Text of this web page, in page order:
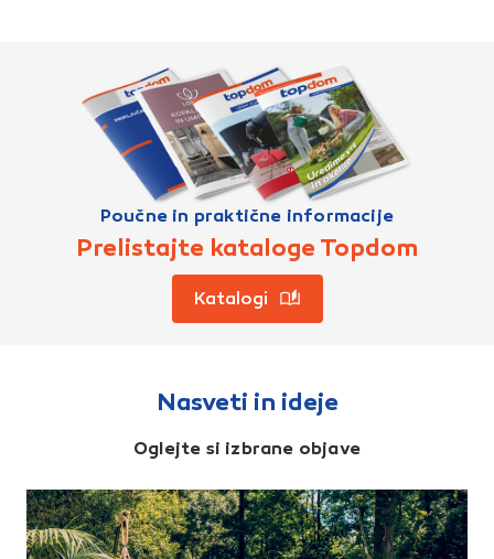
Poučne in praktične informacije
Prelistajte kataloge Topdom
Katalogi
Nasveti in ideje
Oglejte si izbrane objave